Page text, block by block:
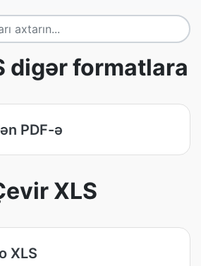
digər formatlara
PDF-ə
XLS
XLS